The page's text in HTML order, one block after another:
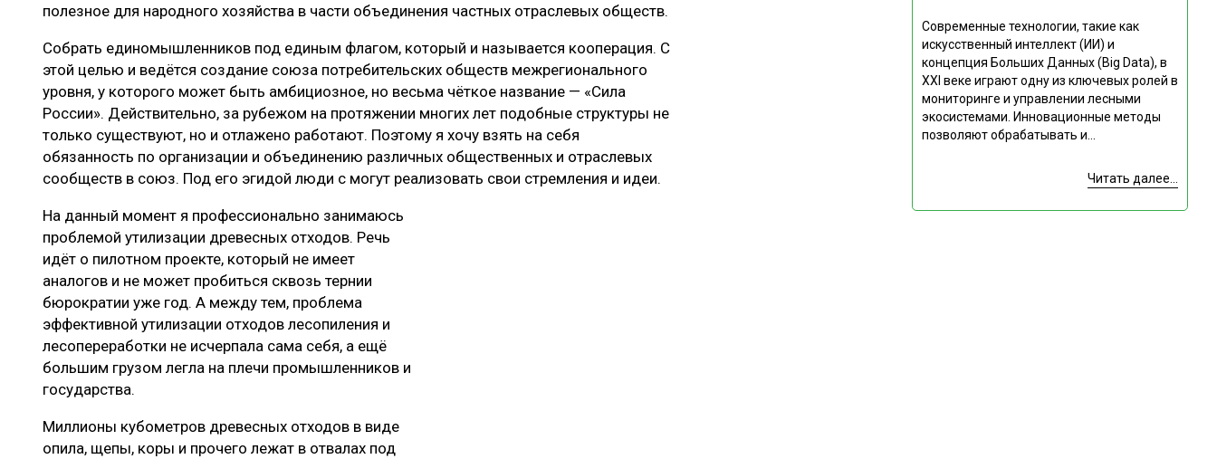
полезное для народного хозяйства в части объединения частных отраслевых обществ.
Собрать единомышленников под единым флагом, который и называется кооперация. С
этой целью и ведётся создание союза потребительских обществ межрегионального
уровня, у которого может быть амбициозное, но весьма чёткое название — «Сила
России». Действительно, за рубежом на протяжении многих лет подобные структуры не
только существуют, но и отлажено работают. Поэтому я хочу взять на себя
обязанность по организации и объединению различных общественных и отраслевых
сообществ в союз. Под его эгидой люди с могут реализовать свои стремления и идеи.
На данный момент я профессионально занимаюсь
проблемой утилизации древесных отходов. Речь
идёт о пилотном проекте, который не имеет
аналогов и не может пробиться сквозь тернии
бюрократии уже год. А между тем, проблема
эффективной утилизации отходов лесопиления и
лесопереработки не исчерпала сама себя, а ещё
большим грузом легла на плечи промышленников и
государства.
Миллионы кубометров древесных отходов в виде
опила, щепы, коры и прочего лежат в отвалах под
Современные технологии, такие как
искусственный интеллект (ИИ) и
концепция Больших Данных (Big Data), в
XXI веке играют одну из ключевых ролей в
мониторинге и управлении лесными
экосистемами. Инновационные методы
позволяют обрабатывать и...
Читать далее...